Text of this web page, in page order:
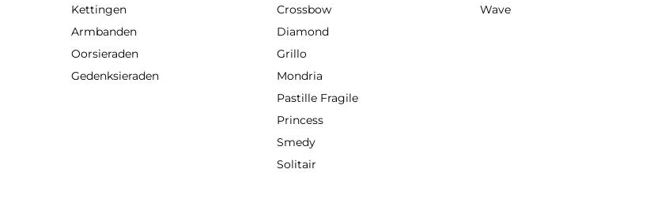
Kettingen
Armbanden
Oorsieraden
Gedenksieraden
Crossbow
Diamond
Grillo
Mondria
Pastille Fragile
Princess
Smedy
Solitair
Wave